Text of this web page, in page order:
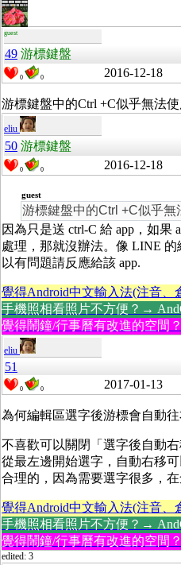
guest
49 游標鍵盤
0 0 2016-12-18
游標鍵盤中的Ctrl +C似乎無法使
eliu
50 游標鍵盤
0 0 2016-12-18
guest
游標鍵盤中的Ctrl +C似乎無
因為只是送 ctrl-C 給 app，如果
處理，那就沒辦法。像 LINE
以有問題請反應給該 app.
覺得Android中文輸入法(注音
手機照相看照片不方便？→
覺得鬧鐘/行事曆有改進的空間
eliu
51
0 0 2017-01-13
為何編輯區選字後游標會自動
不喜歡可以關閉「選字後自動
從最左邊開始選字，自動右移
合理的，因為需要選字很多，在
覺得Android中文輸入法(注音
手機照相看照片不方便？→
覺得鬧鐘/行事曆有改進的空間
edited: 3